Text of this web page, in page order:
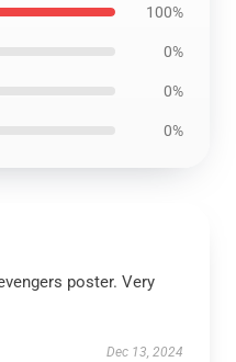
100%
0%
0%
0%
poster. Very
Dec 13, 2024